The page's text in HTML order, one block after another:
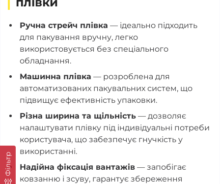
Фільтр
Ручна стрейч плівка — ідеально підходить
для пакування вручну, легко
використовується без спеціального
обладнання.
Машинна плівка — розроблена для
автоматизованих пакувальних систем, що
підвищує ефективність упаковки.
Різна ширина та щільність — дозволяє
налаштувати плівку під індивідуальні потреби
користувача, що забезпечує гнучкість у
використанні.
Надійна фіксація вантажів — запобігає
ковзанню і зсуву, гарантує збереження